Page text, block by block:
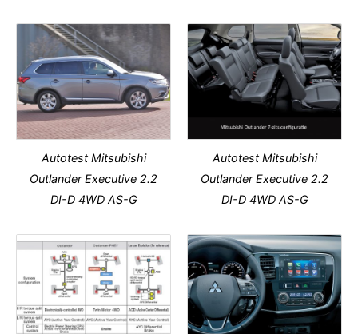
Autotest Mitsubishi
Outlander Executive 2.2
DI-D 4WD AS-G
Autotest Mitsubishi
Outlander Executive 2.2
DI-D 4WD AS-G